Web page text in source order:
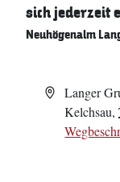
sich jederzeit
Neuhögenalm
AdresseLanger
Kelchsau,